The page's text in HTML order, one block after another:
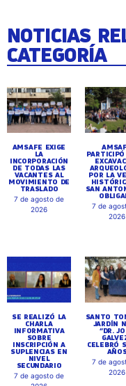
NOTICIAS
CATEGORÍA
AMSAFE EXIGE
LA
INCORPORACIÓN
DE TODAS LAS
VACANTES AL
MOVIMIENTO DE
TRASLADO
7 de agosto de
2026
POR LA
SAN
7 de
2026
SE REALIZÓ LA
CHARLA
INFORMATIVA
SOBRE
INSCRIPCIÓN A
SUPLENCIAS EN
NIVEL
SECUNDARIO
7 de agosto de
SANTO
JARDÍN
“DR.
CELEBRÓ
7 de
2026